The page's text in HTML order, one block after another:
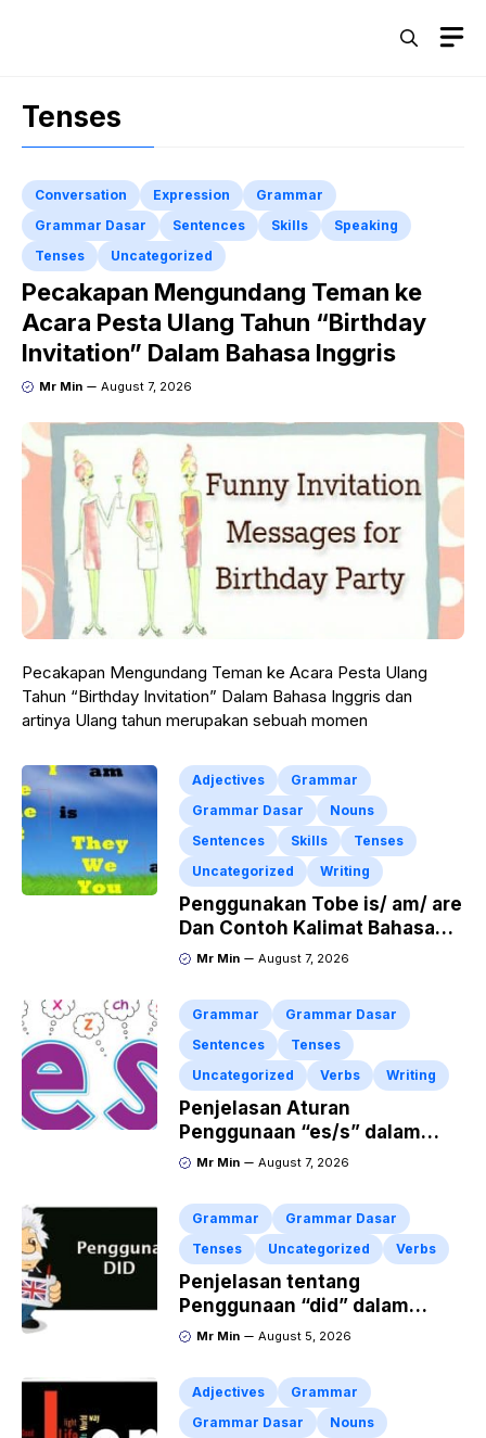
Tenses
Conversation Expression
Grammar
Grammar Dasar
Sentences Skills
Speaking
Tenses
Uncategorized
Pecakapan Mengundang Teman ke
Acara Pesta Ulang Tahun “Birthday
Invitation” Dalam Bahasa Inggris
Mr Min August 7, 2026
Pecakapan Mengundang Teman ke Acara Pesta Ulang
Tahun “Birthday Invitation” Dalam Bahasa Inggris dan
artinya Ulang tahun merupakan sebuah momen
Adjectives
Grammar
Grammar Dasar
Nouns
Sentences
Skills
Tenses
Uncategorized
Writing
Penggunakan Tobe is/ am/ are
Dan Contoh Kalimat Bahasa
Inggris dalam Bentuk Simple
Mr Min August 7, 2026
Grammar
Grammar Dasar
Sentences
Tenses
Uncategorized
Verbs Writing
Penjelasan Aturan
Penggunaan “es/s” dalam
Kalimat Bahasa Inggris
Mr Min August 7, 2026
Grammar
Grammar Dasar
Tenses
Uncategorized Verbs
Penjelasan tentang
Penggunaan “did” dalam
Kalimat Simple Past Tense
Mr Min August 5, 2026
Adjectives
Grammar
Grammar Dasar
Nouns